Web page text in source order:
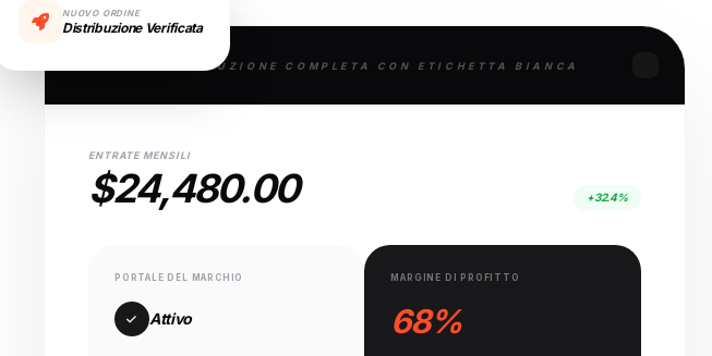
DISTRIBUZIONE COMPLETA CON ETICHETTA BIANCA
ENTRATE MENSILI
$24,480.00 +32.4%
PORTALE DEL MARCHIO
Attivo
MARGINE DI PROFITTO
68%
NUOVO ORDINE
Distribuzione Verificata